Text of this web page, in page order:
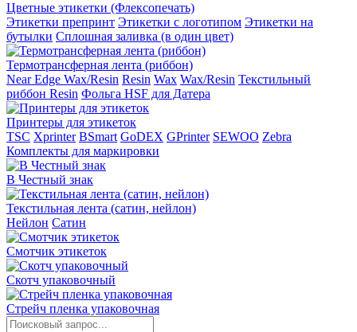
Цветные этикетки (Флексопечать)
Этикетки препринт Этикетки с логотипом Этикетки на
бутылки Сплошная заливка (в один цвет)
Термотрансферная лента (риббон)
Near Edge Wax/Resin Resin Wax Wax/Resin Текстильный
риббон Resin Фольга HSF для Датера
Принтеры для этикеток
TSC Xprinter BSmart GoDEX GPrinter SEWOO Zebra
Комплекты для маркировки
В Честный знак
Текстильная лента (сатин, нейлон)
Нейлон Сатин
Смотчик этикеток
Скотч упаковочный
Стрейч пленка упаковочная